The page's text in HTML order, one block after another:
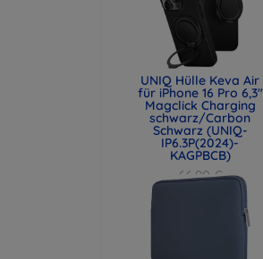
UNIQ Hülle Keva Air
für iPhone 16 Pro 6,3"
Magclick Charging
schwarz/Carbon
Schwarz (UNIQ-
IP6.3P(2024)-
KAGPBCB)
66,90 €